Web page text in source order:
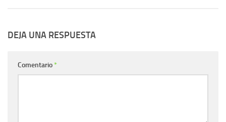
DEJA UNA RESPUESTA
Comentario *